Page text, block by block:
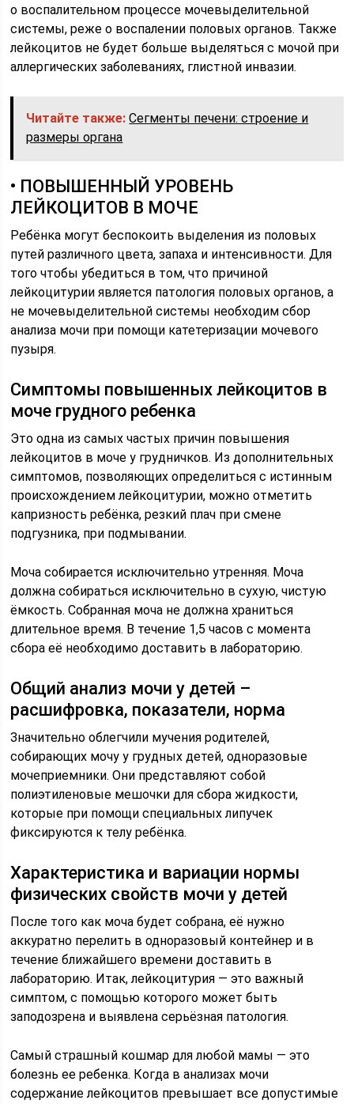
о воспалительном процессе мочевыделительной
системы, реже о воспалении половых органов. Также
лейкоцитов не будет больше выделяться с мочой при
аллергических заболеваниях, глистной инвазии.
Читайте также: Сегменты печени: строение и
размеры органа
• ПОВЫШЕННЫЙ УРОВЕНЬ
ЛЕЙКОЦИТОВ В МОЧЕ
Ребёнка могут беспокоить выделения из половых
путей различного цвета, запаха и интенсивности. Для
того чтобы убедиться в том, что причиной
лейкоцитурии является патология половых органов, а
не мочевыделительной системы необходим сбор
анализа мочи при помощи катетеризации мочевого
пузыря.
Симптомы повышенных лейкоцитов в
моче грудного ребенка
Это одна из самых частых причин повышения
лейкоцитов в моче у грудничков. Из дополнительных
симптомов, позволяющих определиться с истинным
происхождением лейкоцитурии, можно отметить
капризность ребёнка, резкий плач при смене
подгузника, при подмывании.
Моча собирается исключительно утренняя. Моча
должна собираться исключительно в сухую, чистую
ёмкость. Собранная моча не должна храниться
длительное время. В течение 1,5 часов с момента
сбора её необходимо доставить в лабораторию.
Общий анализ мочи у детей –
расшифровка, показатели, норма
Значительно облегчили мучения родителей,
собирающих мочу у грудных детей, одноразовые
мочеприемники. Они представляют собой
полиэтиленовые мешочки для сбора жидкости,
которые при помощи специальных липучек
фиксируются к телу ребёнка.
Характеристика и вариации нормы
физических свойств мочи у детей
После того как моча будет собрана, её нужно
аккуратно перелить в одноразовый контейнер и в
течение ближайшего времени доставить в
лабораторию. Итак, лейкоцитурия — это важный
симптом, с помощью которого может быть
заподозрена и выявлена серьёзная патология.
Самый страшный кошмар для любой мамы — это
болезнь ее ребенка. Когда в анализах мочи
содержание лейкоцитов превышает все допустимые